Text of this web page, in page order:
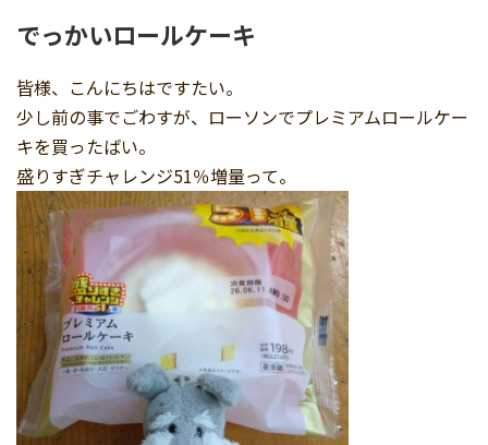
でっかいロールケーキ
皆様、こんにちはですたい。
少し前の事でごわすが、ローソンでプレミアムロールケー
キを買ったばい。
盛りすぎチャレンジ51％増量って。